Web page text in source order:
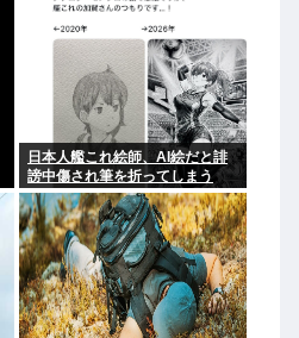
日本人艦これ絵師、AI絵だと誹
謗中傷され筆を折ってしまう